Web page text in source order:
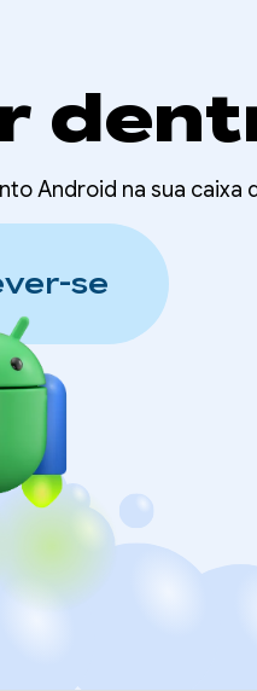
Android na sua caixa
se